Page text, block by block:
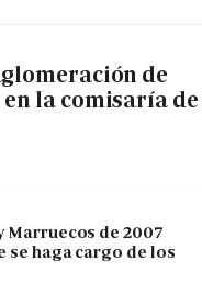
de
la comisaría de
Marruecos de 2007
se haga cargo de los